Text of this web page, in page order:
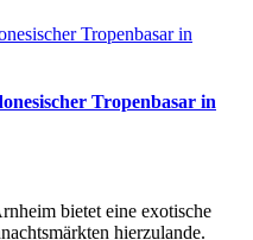
Tropenbasar in
bietet eine exotische
hierzulande.